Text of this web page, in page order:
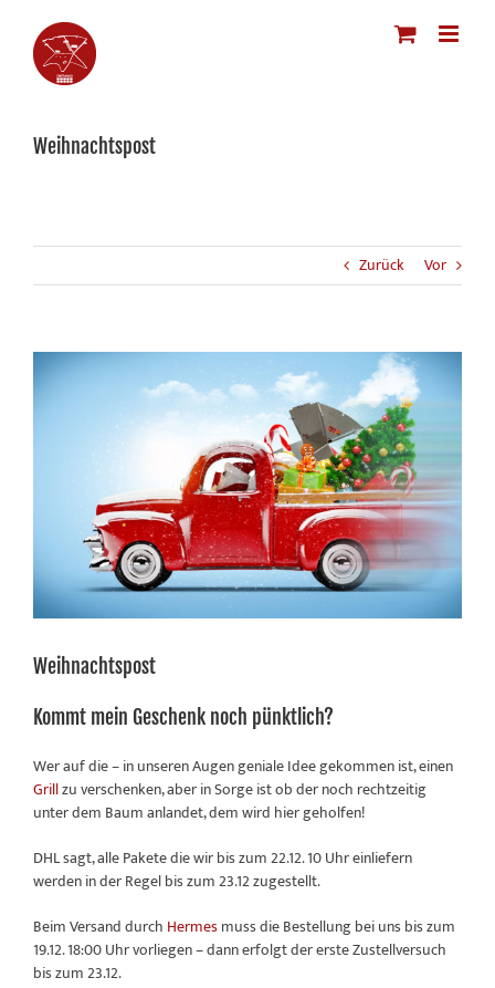
Inhalt
springen
Weihnachtspost
Zurück Vor
Zeige
grösseres
Weihnachtspost
Kommt mein Geschenk noch pünktlich?
Wer auf die – in unseren Augen geniale Idee gekommen ist, einen
Grillzu verschenken, aber in Sorge ist ob der noch rechtzeitig
unter dem Baum anlandet, dem wird hier geholfen!
DHL sagt, alle Pakete die wir bis zum 22.12. 10 Uhr einliefern
werden in der Regel bis zum 23.12 zugestellt.
Beim Versand durch Hermesmuss die Bestellung bei uns bis zum
19.12. 18:00 Uhr vorliegen – dann erfolgt der erste Zustellversuch
bis zum 23.12.